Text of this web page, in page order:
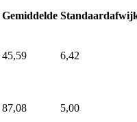
Gemiddelde
45,59 6,42
87,08 5,00